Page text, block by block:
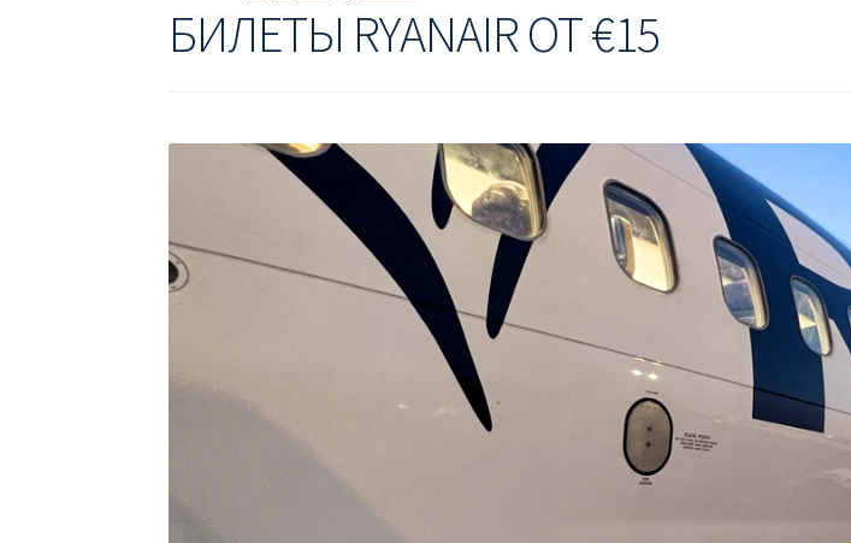
БИЛЕТЫ RYANAIR ОТ €15